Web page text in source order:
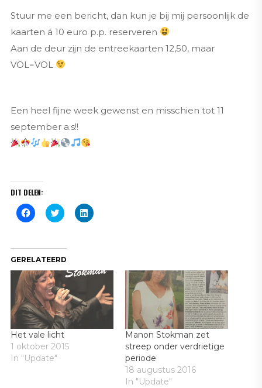
Stuur me een bericht, dan kun je bij mij persoonlijk de
kaarten á 10 euro p.p. reserveren
Aan de deur zijn de entreekaarten 12,50, maar
VOL=VOL
Een heel fijne week gewenst en misschien tot 11
september a.s!!
DIT DELEN:
Klik
om
Facebook
(Wordt
in
een
nieuw
venster
geopend)
Klik
om
Twitter
(Wordt
in
een
nieuw
venster
geopend)
Klik
om
een
venster
geopend)
GERELATEERD
Het vale licht
1 oktober 2015
In "Update"
Manon Stokman zet
streep onder verdrietige
periode
18 augustus 2016
In "Update"